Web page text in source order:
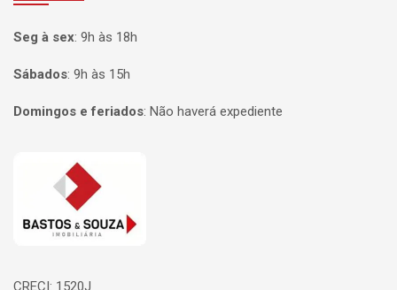
Seg à sex: 9h às 18h
Sábados: 9h às 15h
Domingos e feriados: Não haverá expediente
Página inicial
CRECI: 1520J